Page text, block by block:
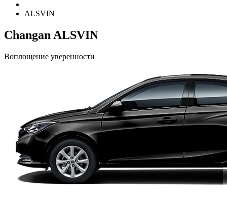
ALSVIN
Changan ALSVIN
Воплощение уверенности